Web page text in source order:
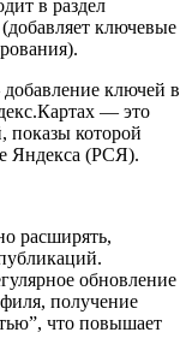
в раздел
ключевые
ключей в
— это
показы которой
Яндекса (РСЯ).
расширять,
обновление
получение
что повышает